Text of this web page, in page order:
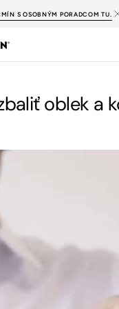
S OSOBNÝM PORADCOM TU.
oblek a